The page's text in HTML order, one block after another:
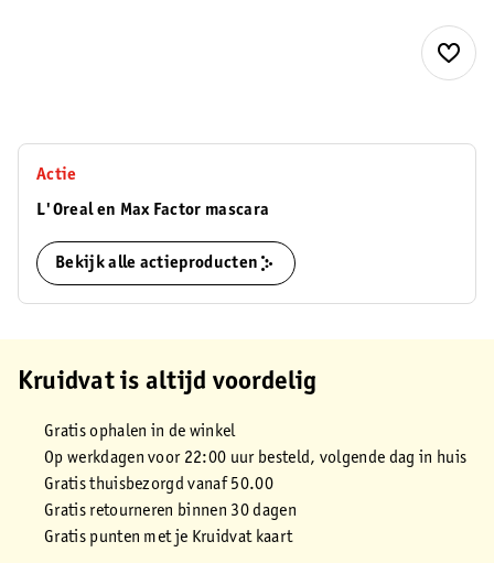
Actie
L'Oreal en Max Factor mascara
Bekijk alle actieproducten
Kruidvat is altijd voordelig
Gratis ophalen in de winkel
Op werkdagen voor 22:00 uur besteld, volgende dag in huis
Gratis thuisbezorgd vanaf 50.00
Gratis retourneren binnen 30 dagen
Gratis punten met je Kruidvat kaart